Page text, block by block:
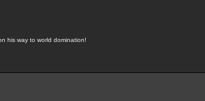
his way to world domination!